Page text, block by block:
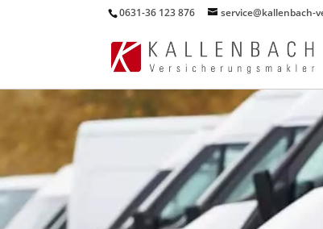
0631-36 123 876 service@kallenbach-